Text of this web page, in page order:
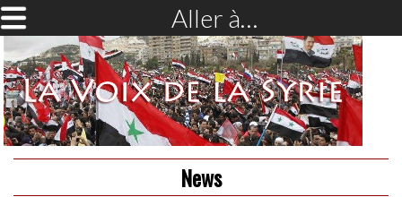
Aller à…
News